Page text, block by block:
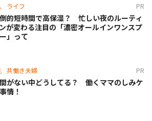
ライフ PR
的短時間で高保湿？ 忙しい夜のルーティ
が変わる注目の「濃密オールインワンスプ
」って
共働き夫婦 PR
がない中どうしてる？ 働くママのしみケ
情！